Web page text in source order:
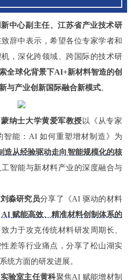
中心副主任、江苏省产业技术研
致辞中表示，希望各位专家学者和
，深化跨领域、跨国际的技术研
全球化背景下AI+新材料智造的创
与产业创新国际融合新模式。
蒙纳士大学黄爱军教授 以《从专家
智能：AI 如何重塑增材制造》为
造从经验驱动走向智能规模化的核
智能与新材料产业的深度融合与
淼研究员分享了《AI 驱动的材料
AI 赋能高效、精准材料创制体系的
致力于攻克传统材料研发周期长、
差等行业痛点，分享了松山湖实
统方面的研发进展。
验室主任黄科聚焦AI 赋能增材制